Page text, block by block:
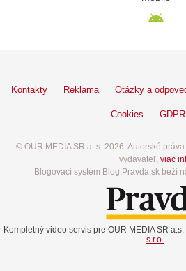
Kontakty Reklama Otázky a
Cookies GDPR
© OUR MEDIA SR a. s. 2026. Autorské
vydavateľ, viac
Blogovací systém Blog.Pravda.sk beží
Kompletný video servis pre OUR MEDIA SR
s.r.o..